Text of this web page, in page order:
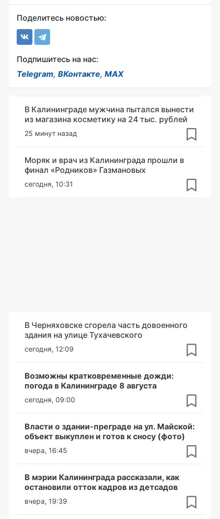
Поделитесь новостью:
Подпишитесь на нас:
Telegram, ВКонтакте, MAX
В Калининграде мужчина пытался вынести
из магазина косметику на 24 тыс. рублей
25 минут назад
Моряк и врач из Калининграда прошли в
финал «Родников» Газмановых
сегодня, 10:31
В Черняховске сгорела часть довоенного
здания на улице Тухачевского
сегодня, 12:09
Возможны кратковременные дожди:
погода в Калининграде 8 августа
сегодня, 09:00
Власти о здании-преграде на ул. Майской:
объект выкуплен и готов к сносу (фото)
вчера, 16:45
В мэрии Калининграда рассказали, как
остановили отток кадров из детсадов
вчера, 19:39